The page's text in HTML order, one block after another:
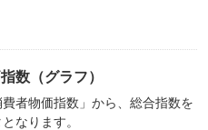
数（グラフ）
者物価指数」から、総合指数を
なります。